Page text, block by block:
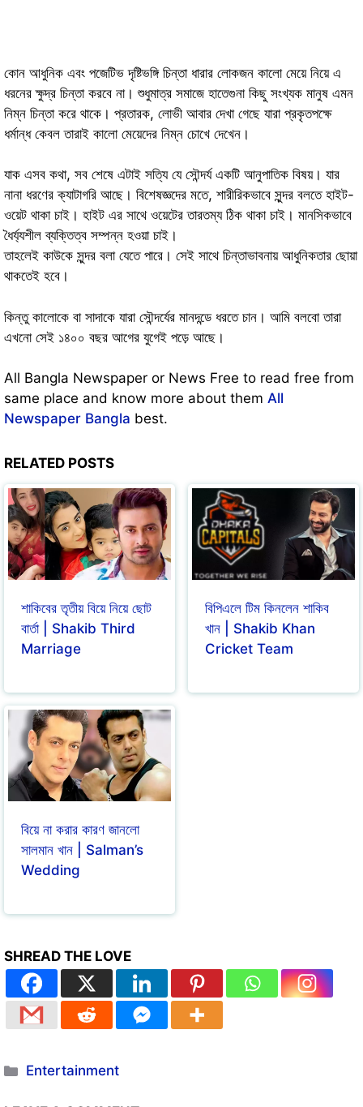
কোন আধুনিক এবং পজেটিভ দৃষ্টিভঙ্গি চিন্তা ধারার লোকজন কালো মেয়ে নিয়ে এ
ধরনের ক্ষুদ্র চিন্তা করবে না। শুধুমাত্র সমাজে হাতেগুনা কিছু সংখ্যক মানুষ এমন
নিম্ন চিন্তা করে থাকে। প্রতারক, লোভী আবার দেখা গেছে যারা প্রকৃতপক্ষে
ধর্মান্ধ কেবল তারাই কালো মেয়েদের নিম্ন চোখে দেখেন।
যাক এসব কথা, সব শেষে এটাই সত্যি যে সৌন্দর্য একটি আনুপাতিক বিষয়। যার
নানা ধরণের ক্যাটাগরি আছে। বিশেষজ্ঞদের মতে, শারীরিকভাবে সুন্দর বলতে হাইট-
ওয়েট থাকা চাই। হাইট এর সাথে ওয়েটের তারতম্য ঠিক থাকা চাই। মানসিকভাবে
ধৈর্য্যশীল ব্যক্তিত্ব সম্পন্ন হওয়া চাই।
তাহলেই কাউকে সুন্দর বলা যেতে পারে। সেই সাথে চিন্তাভাবনায় আধুনিকতার ছোয়া
থাকতেই হবে।
কিন্তু কালোকে বা সাদাকে যারা সৌন্দর্যের মানদন্ডে ধরতে চান। আমি বলবো তারা
এখনো সেই ১৪০০ বছর আগের যুগেই পড়ে আছে।
All Bangla Newspaper or News Free to read free from
same place and know more about them All
Newspaper Bangla best.
RELATED POSTS
শাকিবের তৃতীয় বিয়ে নিয়ে ছোট
বার্তা | Shakib Third
Marriage
বিপিএলে টিম কিনলেন শাকিব
খান | Shakib Khan
Cricket Team
বিয়ে না করার কারণ জানলো
সালমান খান | Salman’s
Wedding
SHREAD THE LOVE
Entertainment